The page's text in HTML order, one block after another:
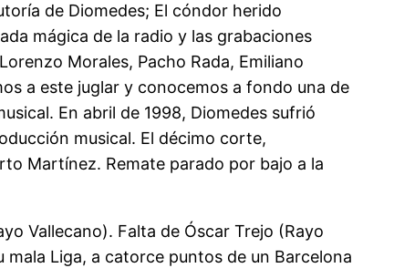
de Diomedes; El cóndor herido
mágica de la radio y las grabaciones
Morales, Pacho Rada, Emiliano
a este juglar y conocemos a fondo una de
En abril de 1998, Diomedes sufrió
musical. El décimo corte,
Martínez. Remate parado por bajo a la
Vallecano). Falta de Óscar Trejo (Rayo
mala Liga, a catorce puntos de un Barcelona